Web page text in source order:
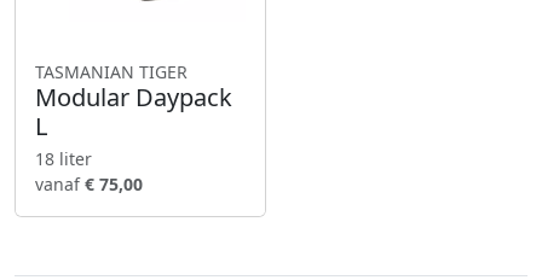
TASMANIAN TIGER
Modular Daypack
L
18 liter
vanaf€ 75,00